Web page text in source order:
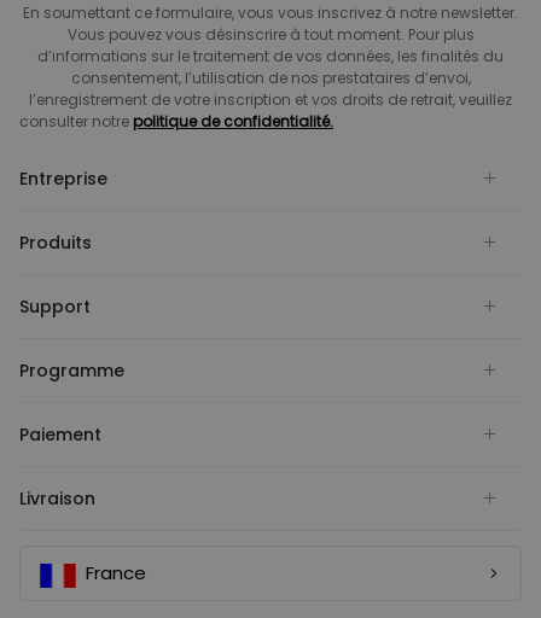
En soumettant ce formulaire, vous vous inscrivez à notre newsletter.
Vous pouvez vous désinscrire à tout moment. Pour plus
d’informations sur le traitement de vos données, les finalités du
consentement, l’utilisation de nos prestataires d’envoi,
l’enregistrement de votre inscription et vos droits de retrait, veuillez
consulter notre politique de confidentialité.
Entreprise
Produits
Support
Programme
Paiement
Livraison
France